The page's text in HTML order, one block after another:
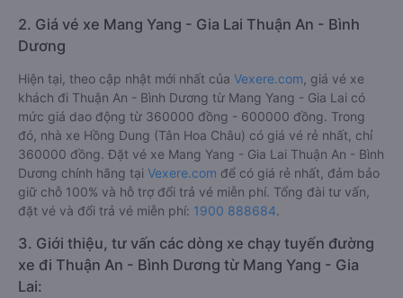
2. Giá vé xe Mang Yang - Gia Lai Thuận An - Bình
Dương
Hiện tại, theo cập nhật mới nhất của Vexere.com , giá vé xe
khách đi Thuận An - Bình Dương từ Mang Yang - Gia Lai có
mức giá dao động từ 360000 đồng - 600000 đồng. Trong
đó, nhà xe Hồng Dung (Tân Hoa Châu) có giá vé rẻ nhất, chỉ
360000 đồng. Đặt vé xe Mang Yang - Gia Lai Thuận An - Bình
Dương chính hãng tại Vexere.com để có giá rẻ nhất, đảm bảo
giữ chỗ 100% và hỗ trợ đổi trả vé miễn phí. Tổng đài tư vấn,
đặt vé và đổi trả vé miễn phí: 1900 888684.
3. Giới thiệu, tư vấn các dòng xe chạy tuyến đường
xe đi Thuận An - Bình Dương từ Mang Yang - Gia
Lai: